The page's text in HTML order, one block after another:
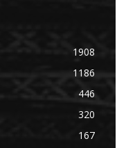
1908
1186
446
320
167